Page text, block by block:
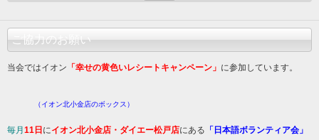
ご協力のお願い
当会ではイオン 「幸せの黄色いレシートキャンペーン」 に参加しています。
（イオン北小金店のボックス）
毎月11日にイオン北小金店・ダイエー松戸店にある 「日本語ボランティア会」